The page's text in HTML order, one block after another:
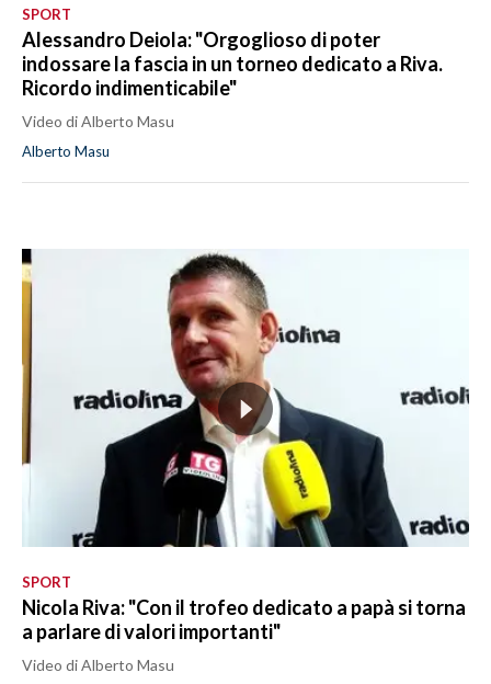
SPORT
Alessandro Deiola: "Orgoglioso di poter
indossare la fascia in un torneo dedicato a Riva.
Ricordo indimenticabile"
Video di Alberto Masu
Alberto Masu
SPORT
Nicola Riva: "Con il trofeo dedicato a papà si torna
a parlare di valori importanti"
Video di Alberto Masu